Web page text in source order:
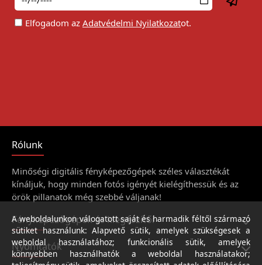
Elfogadom az Adatvédelmi Nyilatkozatot.
Rólunk
Minőségi digitális fényképezőgépek széles választékát
kínáljuk, hogy minden fotós igényét kielégíthessük és az
örök pillanatok még szebbé váljanak!
Fényképezőgépek és kiegészítői
Nyomtatók
A weboldalunkon válogatott saját és harmadik féltől származó
sütiket használunk: Alapvető sütik, amelyek szükségesek a
weboldal használatához; funkcionális sütik, amelyek
könnyebben használhatók a weboldal használatakor;